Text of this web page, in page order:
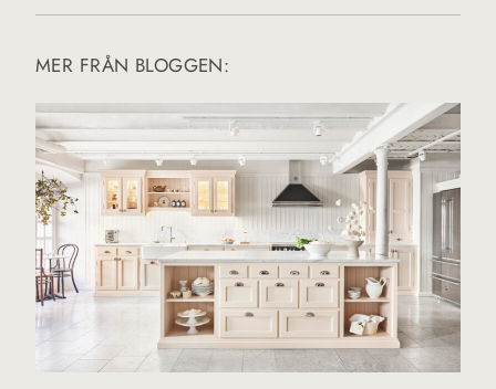
MER FRÅN BLOGGEN: